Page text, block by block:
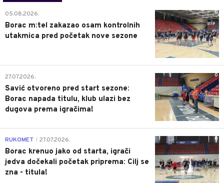
0
05.08.2026.
Borac m:tel zakazao osam kontrolnih
utakmica pred početak nove sezone
0
27.07.2026.
Savić otvoreno pred start sezone:
Borac napada titulu, klub ulazi bez
dugova prema igračima!
0
RUKOMET 27.07.2026.
Borac krenuo jako od starta, igrači
jedva dočekali početak priprema: Cilj se
zna - titula!